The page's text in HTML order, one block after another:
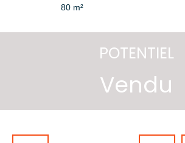
80 m²
POTENTIEL
Vendu